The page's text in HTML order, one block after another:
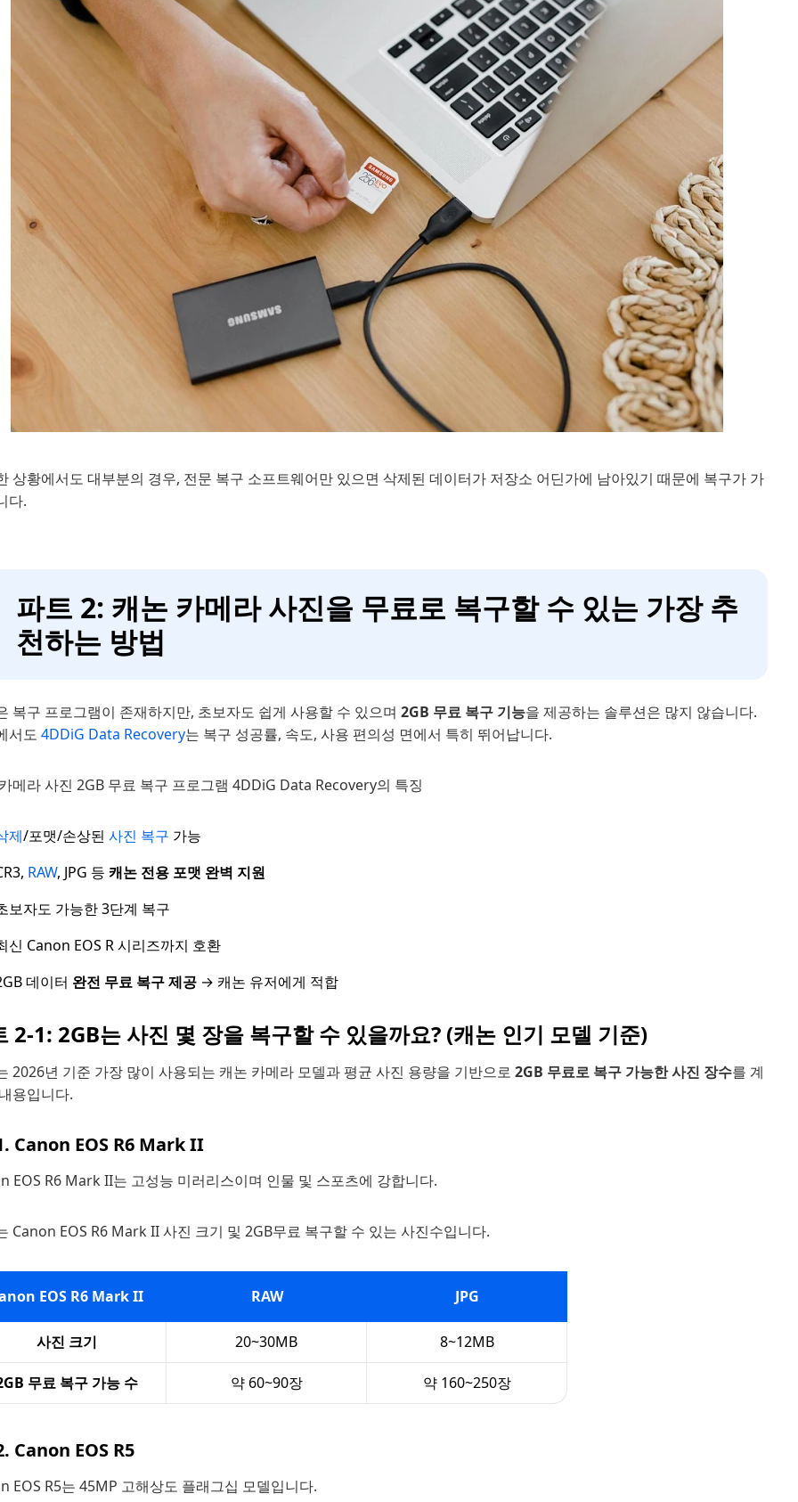
상황에서도 대부분의 경우, 전문 복구 소프트웨어만 있으면 삭제된 데이터가 저장소 어딘가에 남아있기 때문에 복구가 가
다.
파트 2: 캐논 카메라 사진을 무료로 복구할 수 있는 가장 추
천하는 방법
복구 프로그램이 존재하지만, 초보자도 쉽게 사용할 수 있으며 2GB 무료 복구 기능을 제공하는 솔루션은 많지 않습니다.
서도 4DDiG Data Recovery는 복구 성공률, 속도, 사용 편의성 면에서 특히 뛰어납니다.
메라 사진 2GB 무료 복구 프로그램 4DDiG Data Recovery의 특징
제/포맷/손상된 사진 복구 가능
RAW, JPG 등 캐논 전용 포맷 완벽 지원
보자도 가능한 3단계 복구
신 Canon EOS R 시리즈까지 호환
데이터 완전 무료 복구 제공 → 캐논 유저에게 적합
2-1: 2GB는 사진 몇 장을 복구할 수 있을까요? (캐논 인기 모델 기준)
2026년 기준 가장 많이 사용되는 캐논 카메라 모델과 평균 사진 용량을 기반으로 2GB 무료로 복구 가능한 사진 장수를 계
용입니다.
Canon EOS R6 Mark II
EOS R6 Mark II는 고성능 미러리스이며 인물 및 스포츠에 강합니다.
Canon EOS R6 Mark II 사진 크기 및 2GB무료 복구할 수 있는 사진수입니다.
EOS R6 Mark II RAW JPG
사진 크기 20~30MB 8~12MB
무료 복구 가능 수 약 60~90장 약 160~250장
Canon EOS R5
EOS R5는 45MP 고해상도 플래그십 모델입니다.